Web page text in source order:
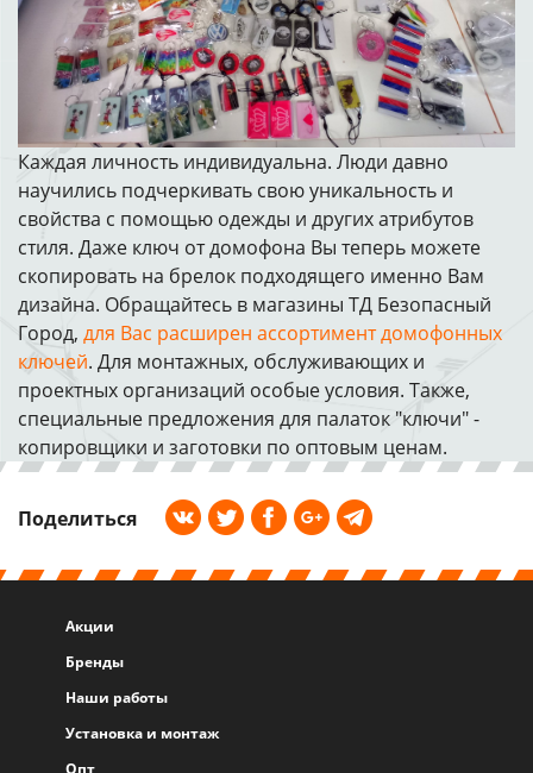
Каждая личность индивидуальна. Люди давно
научились подчеркивать свою уникальность и
свойства с помощью одежды и других атрибутов
стиля. Даже ключ от домофона Вы теперь можете
скопировать на брелок подходящего именно Вам
дизайна. Обращайтесь в магазины ТД Безопасный
Город, для Вас расширен ассортимент домофонных
ключей. Для монтажных, обслуживающих и
проектных организаций особые условия. Также,
специальные предложения для палаток "ключи" -
копировщики и заготовки по оптовым ценам.
Поделиться
Акции
Бренды
Наши работы
Установка и монтаж